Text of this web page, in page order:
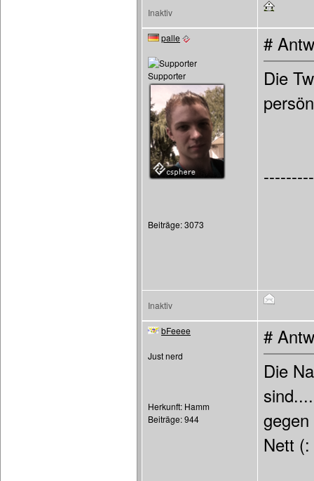
Inaktiv
palle
Supporter
Beiträge: 3073
#
Die
Inaktiv
bFeeee
Just nerd
Herkunft: Hamm
Beiträge: 944
#
Die
Nett (: